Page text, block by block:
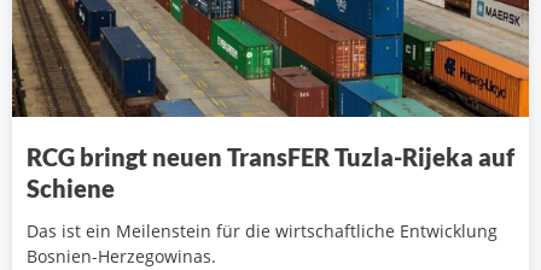
RCG bringt neuen TransFER Tuzla-Rijeka auf
Schiene
Das ist ein Meilenstein für die wirtschaftliche Entwicklung
Bosnien-Herzegowinas.